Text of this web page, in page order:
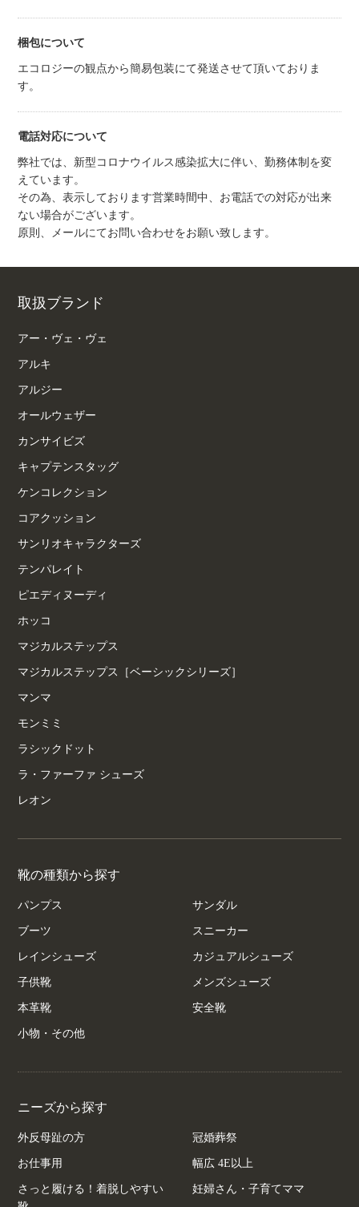
梱包について
エコロジーの観点から簡易包装にて発送させて頂いておりま
す。
電話対応について
弊社では、新型コロナウイルス感染拡大に伴い、勤務体制を変
えています。
その為、表示しております営業時間中、お電話での対応が出来
ない場合がございます。
原則、メールにてお問い合わせをお願い致します。
取扱ブランド
アー・ヴェ・ヴェ
アルキ
アルジー
オールウェザー
カンサイビズ
キャプテンスタッグ
ケンコレクション
コアクッション
サンリオキャラクターズ
テンパレイト
ピエディヌーディ
ホッコ
マジカルステップス
マジカルステップス［ベーシックシリーズ］
マンマ
モンミミ
ラシックドット
ラ・ファーファ シューズ
レオン
靴の種類から探す
パンプス サンダル
ブーツ スニーカー
レインシューズ カジュアルシューズ
子供靴 メンズシューズ
本革靴 安全靴
小物・その他
ニーズから探す
外反母趾の方 冠婚葬祭
お仕事用 幅広 4E以上
さっと履ける！着脱しやすい
妊婦さん・子育てママ